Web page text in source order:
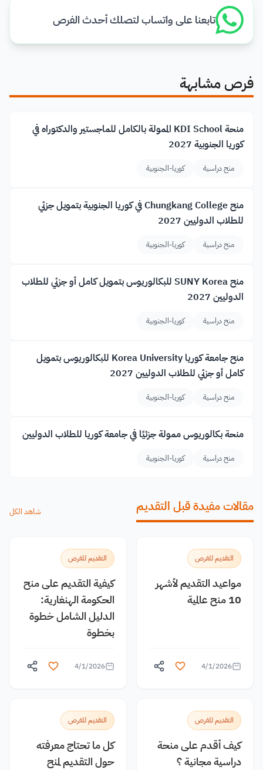
تابعنا على واتساب لتصلك أحدث الفرص
فرص مشابهة
منحة KDI School الممولة بالكامل للماجستير والدكتوراه في
كوريا الجنوبية 2027
منح دراسية كوريا-الجنوبية
منح Chungkang College في كوريا الجنوبية بتمويل جزئي
للطلاب الدوليين 2027
منح دراسية كوريا-الجنوبية
منح SUNY Korea للبكالوريوس بتمويل كامل أو جزئي للطلاب
الدوليين 2027
منح دراسية كوريا-الجنوبية
منح جامعة كوريا Korea University للبكالوريوس بتمويل
كامل أو جزئي للطلاب الدوليين 2027
منح دراسية كوريا-الجنوبية
منحة بكالوريوس ممولة جزئيًا في جامعة كوريا للطلاب الدوليين
منح دراسية كوريا-الجنوبية
مقالات مفيدة قبل التقديم شاهد الكل
التقديم للفرص
مواعيد التقديم لأشهر
10 منح عالمية
4/1/2026
التقديم للفرص
كيفية التقديم على منح
الحكومة الهنغارية:
الدليل الشامل خطوة
بخطوة
4/1/2026
التقديم للفرص
كيف أقدم على منحة
دراسية مجانية ؟
التقديم للفرص
كل ما تحتاج معرفته
حول التقديم لمنح